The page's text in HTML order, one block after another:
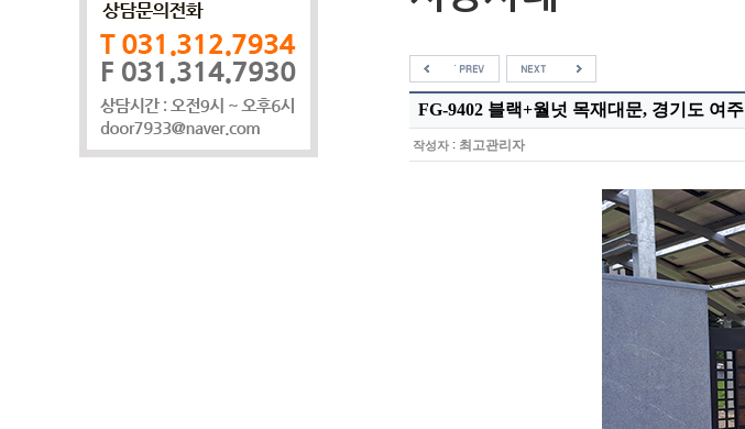
FG-9402 블랙+월넛 목재대문, 경기도 여주
작성자 : 최고관리자